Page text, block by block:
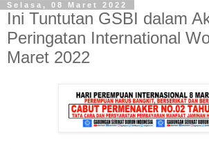
Selasa, 08 Maret 2022
Ini Tuntutan GSBI dalam
Peringatan International
Maret 2022